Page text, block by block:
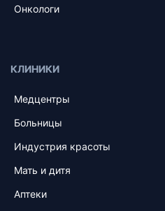
Онкологи
КЛИНИКИ
Медцентры
Больницы
Индустрия красоты
Мать и дитя
Аптеки